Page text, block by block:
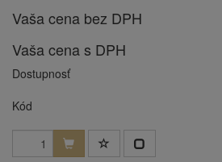
Vaša cena bez DPH
Vaša cena s DPH
Dostupnosť
Kód